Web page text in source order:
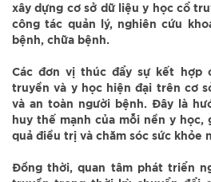
xây dựng cơ sở dữ liệu y học cổ
công tác quản lý, nghiên cứu
bệnh, chữa bệnh.
Các đơn vị thúc đẩy sự kết hợp
truyền và y học hiện đại trên cơ
và an toàn người bệnh. Đây là
huy thế mạnh của mỗi nền y học,
quả điều trị và chăm sóc sức khỏe
Đồng thời, quan tâm phát triển